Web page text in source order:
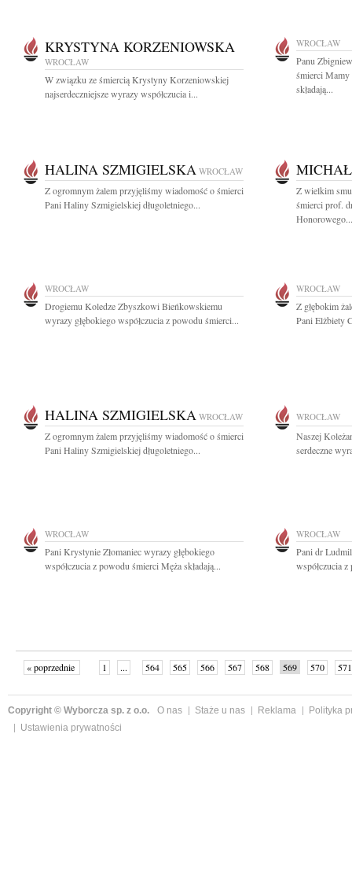
KRYSTYNA KORZENIOWSKA
WROCŁAW
W związku ze śmiercią Krystyny Korzeniowskiej
najserdeczniejsze wyrazy współczucia i...
WROCŁAW
Panu
śmierci Mamy
składają...
HALINA SZMIGIELSKA WROCŁAW
Z ogromnym żalem przyjęliśmy wiadomość o śmierci
Pani Haliny Szmigielskiej długoletniego...
Z wielkim
śmierci prof.
Honorowego...
WROCŁAW
Drogiemu Koledze Zbyszkowi Bieńkowskiemu
wyrazy głębokiego współczucia z powodu śmierci...
WROCŁAW
Z głębokim
Pani Elżbiety
HALINA SZMIGIELSKA WROCŁAW
Z ogromnym żalem przyjęliśmy wiadomość o śmierci
Pani Haliny Szmigielskiej długoletniego...
WROCŁAW
Naszej
serdeczne
WROCŁAW
Pani Krystynie Złomaniec wyrazy głębokiego
współczucia z powodu śmierci Męża składają...
WROCŁAW
Pani dr
współczucia
« poprzednie 1 ... 564 565 566 567 568 569 570
571
Copyright © Wyborcza sp. z o.o. O nas Staże u nas Reklama
Polityka
Ustawienia prywatności